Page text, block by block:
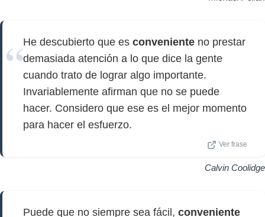
He descubierto que es conveniente no prestar
demasiada atención a lo que dice la gente
cuando trato de lograr algo importante.
Invariablemente afirman que no se puede
hacer. Considero que ese es el mejor momento
para hacer el esfuerzo.
Ver frase
Calvin Coolidge
Puede que no siempre sea fácil, conveniente